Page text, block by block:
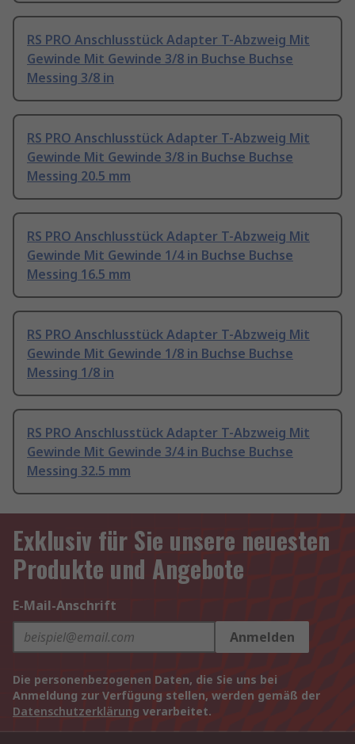
RS PRO Anschlusstück Adapter T-Abzweig Mit
Gewinde Mit Gewinde 3/8 in Buchse Buchse
Messing 3/8 in
RS PRO Anschlusstück Adapter T-Abzweig Mit
Gewinde Mit Gewinde 3/8 in Buchse Buchse
Messing 20.5 mm
RS PRO Anschlusstück Adapter T-Abzweig Mit
Gewinde Mit Gewinde 1/4 in Buchse Buchse
Messing 16.5 mm
RS PRO Anschlusstück Adapter T-Abzweig Mit
Gewinde Mit Gewinde 1/8 in Buchse Buchse
Messing 1/8 in
RS PRO Anschlusstück Adapter T-Abzweig Mit
Gewinde Mit Gewinde 3/4 in Buchse Buchse
Messing 32.5 mm
Exklusiv für Sie unsere neuesten
Produkte und Angebote
E-Mail-Anschrift
Anmelden
Die personenbezogenen Daten, die Sie uns bei
Anmeldung zur Verfügung stellen, werden gemäß der
Datenschutzerklärung verarbeitet.